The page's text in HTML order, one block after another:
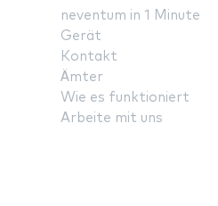
neventum in 1 Minute
Gerät
Kontakt
Ämter
Wie es funktioniert
Arbeite mit uns